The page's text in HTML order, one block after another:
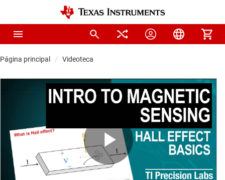
Página principal Videoteca
Play